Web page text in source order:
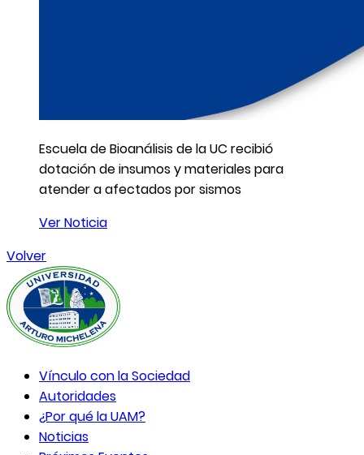
Escuela de Bioanálisis de la UC recibió
dotación de insumos y materiales para
atender a afectados por sismos
Ver Noticia
Volver
Vínculo con la Sociedad
Autoridades
¿Por qué la UAM?
Noticias